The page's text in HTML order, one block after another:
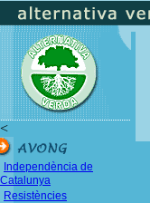
<
Independència de
Catalunya
Resistències